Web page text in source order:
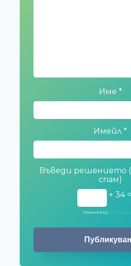
Име *
Имейл *
Въведи решението
спам)
+ 34
Powered by